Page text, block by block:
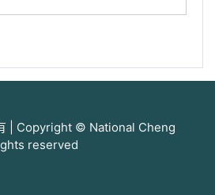
| Copyright © National Cheng
reserved